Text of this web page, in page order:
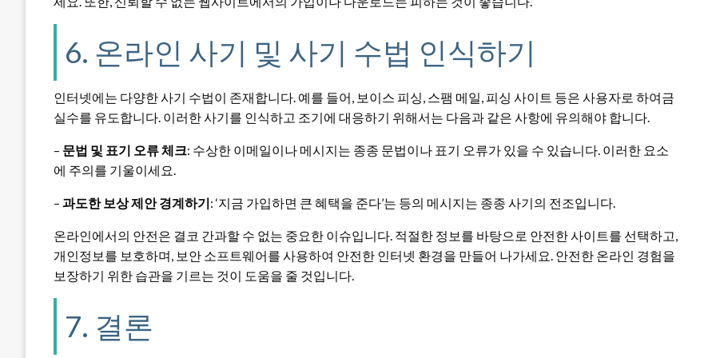
6. 온라인 사기 및 사기 수법 인식하기
인터넷에는 다양한 사기 수법이 존재합니다. 예를 들어, 보이스 피싱, 스팸 메일, 피싱 사이트 등은 사용자로 하여금
실수를 유도합니다. 이러한 사기를 인식하고 조기에 대응하기 위해서는 다음과 같은 사항에 유의해야 합니다.
– 문법 및 표기 오류 체크: 수상한 이메일이나 메시지는 종종 문법이나 표기 오류가 있을 수 있습니다. 이러한 요소
에 주의를 기울이세요.
– 과도한 보상 제안 경계하기: ‘지금 가입하면 큰 혜택을 준다’는 등의 메시지는 종종 사기의 전조입니다.
온라인에서의 안전은 결코 간과할 수 없는 중요한 이슈입니다. 적절한 정보를 바탕으로 안전한 사이트를 선택하고,
개인정보를 보호하며, 보안 소프트웨어를 사용하여 안전한 인터넷 환경을 만들어 나가세요. 안전한 온라인 경험을
보장하기 위한 습관을 기르는 것이 도움을 줄 것입니다.
7. 결론